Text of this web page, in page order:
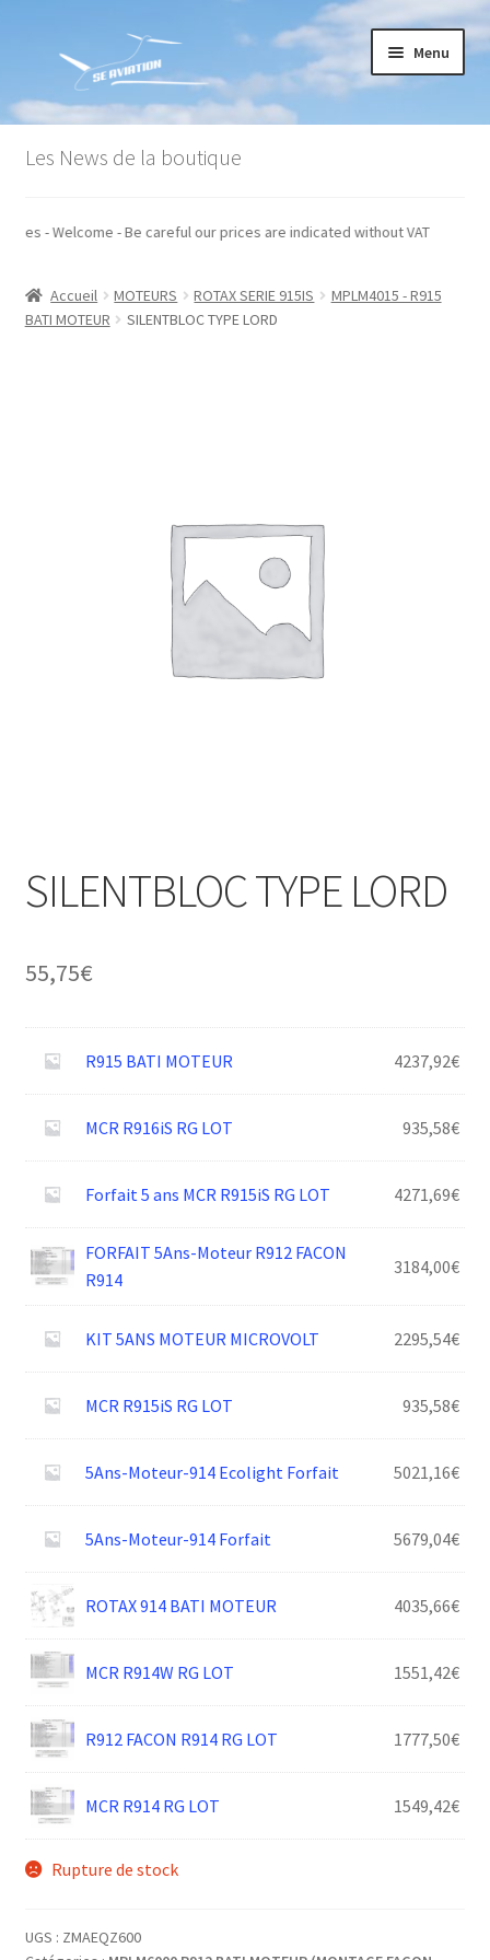
la
navigation
contenu
Menu
Accueil
Conditions générales de vente
Mon compte
Les News de la boutique
taxes - Welcome - Be careful our prices are indicated without VAT
Accueil MOTEURS ROTAX SERIE 915IS
MPLM4015 - R915
BATI MOTEUR
SILENTBLOC TYPE LORD
SILENTBLOC TYPE LORD
55,75€
R915 BATI MOTEUR 4237,92€
MCR R916iS RG LOT 935,58€
Forfait 5 ans MCR R915iS RG LOT 4271,69€
FORFAIT 5Ans-Moteur R912 FACON
R914
3184,00€
KIT 5ANS MOTEUR MICROVOLT 2295,54€
MCR R915iS RG LOT 935,58€
5Ans-Moteur-914 Ecolight Forfait 5021,16€
5Ans-Moteur-914 Forfait 5679,04€
ROTAX 914 BATI MOTEUR 4035,66€
MCR R914W RG LOT 1551,42€
R912 FACON R914 RG LOT 1777,50€
MCR R914 RG LOT 1549,42€
Rupture de stock
UGS : ZMAEQZ600